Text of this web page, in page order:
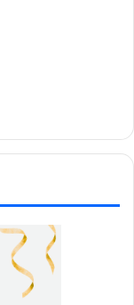
précis)
mon avis, que la
pour ces